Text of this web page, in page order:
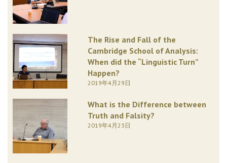
The Rise and Fall of the
Cambridge School of Analysis:
When did the “Linguistic Turn”
Happen?
2019年4月29日
What is the Difference between
Truth and Falsity?
2019年4月23日